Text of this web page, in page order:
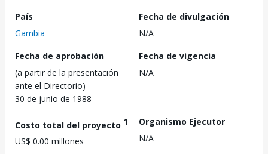
País
Gambia
Fecha de divulgación
N/A
Fecha de aprobación
(a partir de la presentación
ante el Directorio)
30 de junio de 1988
Fecha de vigencia
N/A
Costo total del proyecto 1
US$ 0.00 millones
Organismo Ejecutor
N/A